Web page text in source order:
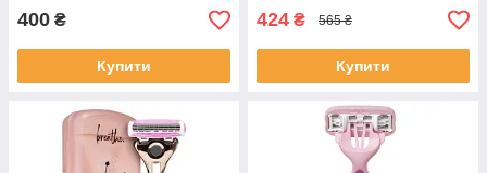
400 ₴
Купити
424 ₴ 565 ₴
Купити